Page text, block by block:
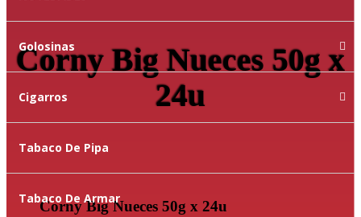
Golosinas
Cigarros
Tabaco De Pipa
Tabaco De Armar
Corny Big Nueces 50g x
24u
Corny Big Nueces 50g x 24u